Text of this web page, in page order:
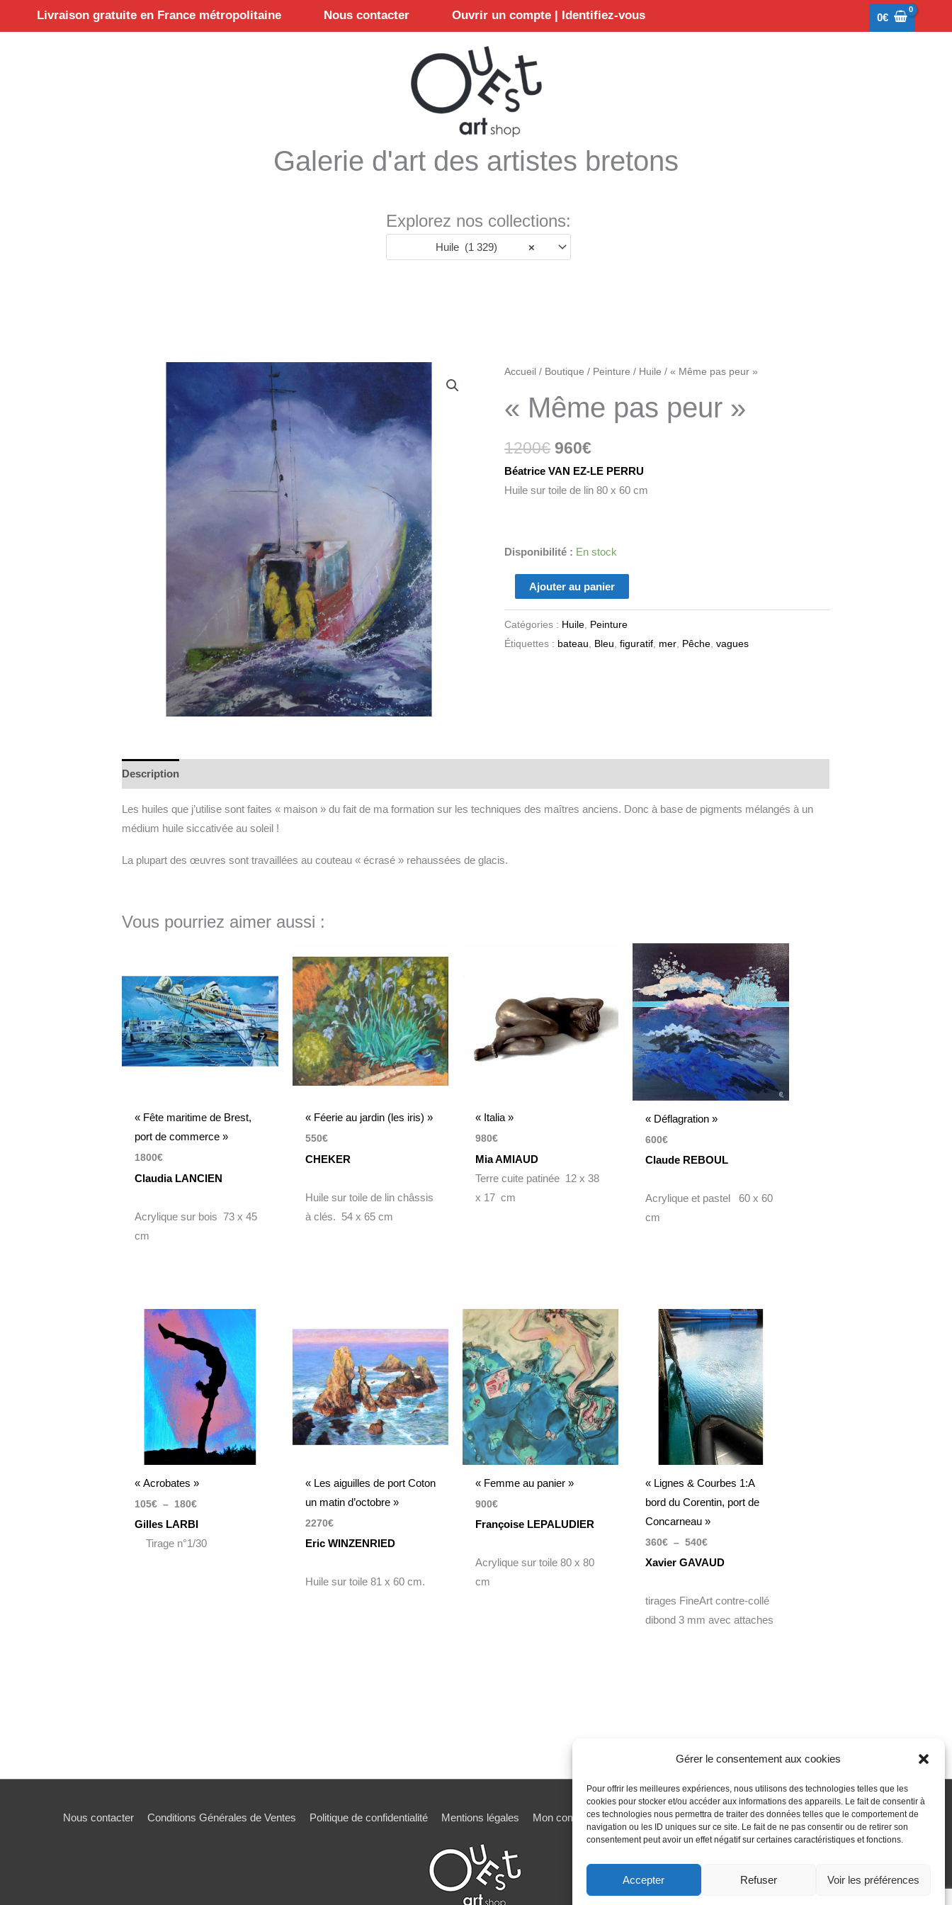
Gérer le consentement aux cookies
Pour offrir les meilleures expériences, nous utilisons des technologies telles que les
cookies pour stocker et/ou accéder aux informations des appareils. Le fait de consentir à
ces technologies nous permettra de traiter des données telles que le comportement de
navigation ou les ID uniques sur ce site. Le fait de ne pas consentir ou de retirer son
consentement peut avoir un effet négatif sur certaines caractéristiques et fonctions.
Accepter Refuser Voir les préférences
Livraison gratuite en France métropolitaine Nous contacter Ouvrir un compte | Identifiez-vous 0€
Galerie d'art des artistes bretons
Explorez nos collections:
×
Huile (1 329)
Accueil / Boutique / Peinture / Huile / « Même pas peur »
« Même pas peur »
1200€
Le
initial
1200€.
960€
Le
actuel
est :
960€.
Béatrice VAN EZ-LE PERRU
Huile sur toile de lin 80 x 60 cm
Disponibilité : En stock
quantité
"Même
peur"
Ajouter au panier
Catégories : Huile, Peinture
Étiquettes : bateau, Bleu, figuratif, mer, Pêche, vagues
Description
Les huiles que j’utilise sont faites « maison » du fait de ma formation sur les techniques des maîtres anciens. Donc à base de pigments mélangés à un
médium huile siccativée au soleil !
La plupart des œuvres sont travaillées au couteau « écrasé » rehaussées de glacis.
Vous pourriez aimer aussi :
« Fête maritime de Brest,
port de commerce »
1800€
Claudia LANCIEN
Acrylique sur bois 73 x 45
cm
« Féerie au jardin (les iris) »
550€
CHEKER
Huile sur toile de lin châssis
à clés. 54 x 65 cm
« Italia »
980€
Mia AMIAUD
Terre cuite patinée 12 x 38
x 17 cm
« Déflagration »
600€
Claude REBOUL
Acrylique et pastel 60 x 60
cm
« Acrobates »
105€ – 180€
Plage
de
prix :
105€
à
180€
Gilles LARBI
Tirage n°1/30
« Les aiguilles de port Coton
un matin d’octobre »
2270€
Eric WINZENRIED
Huile sur toile 81 x 60 cm.
« Femme au panier »
900€
Françoise LEPALUDIER
Acrylique sur toile 80 x 80
cm
« Lignes & Courbes 1:A
bord du Corentin, port de
Concarneau »
360€ – 540€
Plage
de
prix :
360€
à
540€
Xavier GAVAUD
tirages FineArt contre-collé
dibond 3 mm avec attaches
Nous contacter Conditions Générales de Ventes Politique de confidentialité Mentions légales Mon compte Mot de passe perdu Newsletter Politique de cookies (UE)